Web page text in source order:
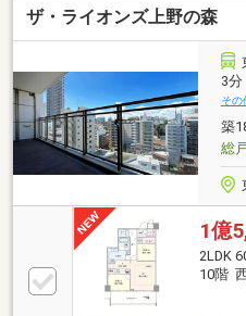
ザ・ライオンズ上野の森
3分
その
築
総
1億
2LDK
10階